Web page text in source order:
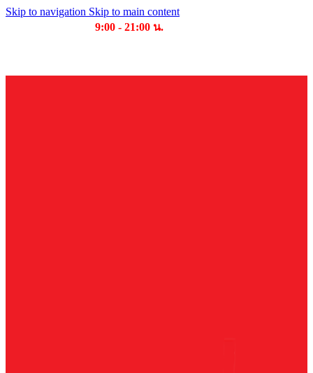
Skip to navigation Skip to main content
9:00 - 21:00 น.